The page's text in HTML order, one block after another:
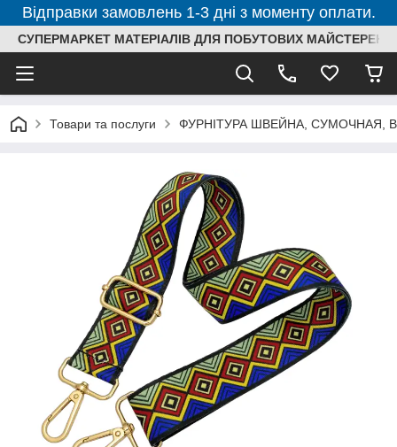
Відправки замовлень 1-3 дні з моменту оплати.
СУПЕРМАРКЕТ МАТЕРІАЛІВ ДЛЯ ПОБУТОВИХ МАЙСТЕРЕНЬ
Товари та послуги ФУРНІТУРА ШВЕЙНА, СУМОЧНАЯ,